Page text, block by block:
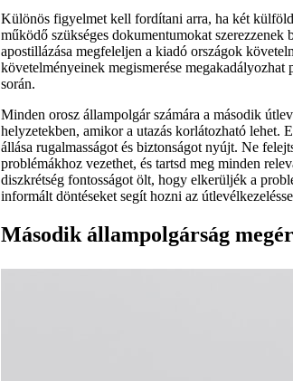
Különös figyelmet kell fordítani arra, ha két
működő szükséges dokumentumokat
apostillázása megfeleljen a kiadó országok
követelményeinek megismerése megakadályozhat
során.
Minden orosz állampolgár számára a második
helyzetekben, amikor a utazás korlátozható lehet.
állása rugalmasságot és biztonságot nyújt. Ne
problémákhoz vezethet, és tartsd meg minden
diszkrétség fontosságot ölt, hogy elkerüljék a
informált döntéseket segít hozni az
Második állampolgárság